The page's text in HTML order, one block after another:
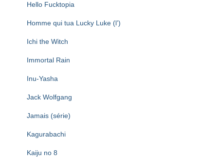
Hello Fucktopia
Homme qui tua Lucky Luke (l’)
Ichi the Witch
Immortal Rain
Inu-Yasha
Jack Wolfgang
Jamais (série)
Kagurabachi
Kaiju no 8